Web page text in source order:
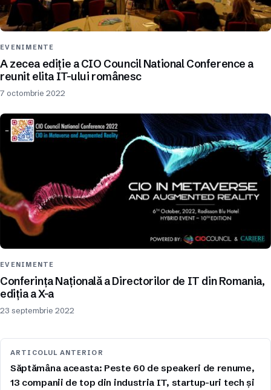
EVENIMENTE
A zecea ediție a CIO Council National Conference a
reunit elita IT-ului românesc
7 octombrie 2022
EVENIMENTE
Conferința Națională a Directorilor de IT din Romania,
ediția a X-a
23 septembrie 2022
ARTICOLUL ANTERIOR
Săptămâna aceasta: Peste 60 de speakeri de renume,
13 companii de top din industria IT, startup-uri tech și